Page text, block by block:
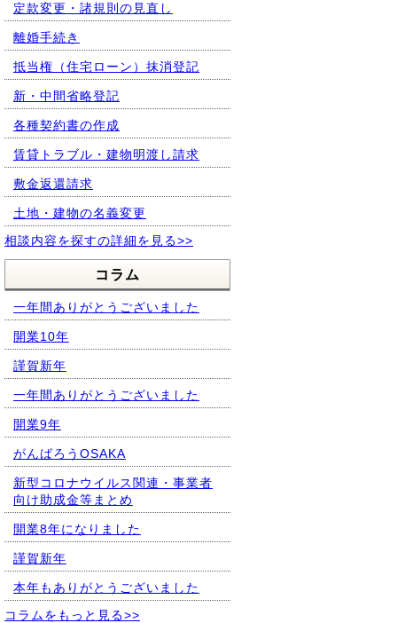
定款変更・諸規則の見直し
離婚手続き
抵当権（住宅ローン）抹消登記
新・中間省略登記
各種契約書の作成
賃貸トラブル・建物明渡し請求
敷金返還請求
土地・建物の名義変更
相談内容を探すの詳細を見る>>
コラム
一年間ありがとうございました
開業10年
謹賀新年
一年間ありがとうございました
開業9年
がんばろうOSAKA
新型コロナウイルス関連・事業者
向け助成金等まとめ
開業8年になりました
謹賀新年
本年もありがとうございました
コラムをもっと見る>>